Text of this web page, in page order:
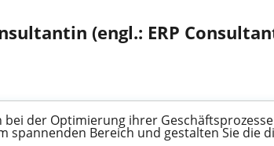
(engl.: ERP
der Optimierung ihrer
spannenden Bereich und gestalten Sie die